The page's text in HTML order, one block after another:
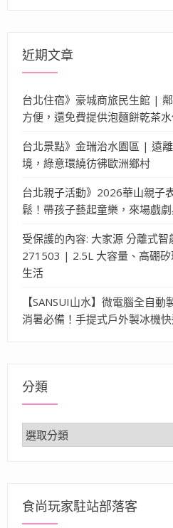
近期文章
台北住宿》豪城商旅民生館 |
方便，還免費提供泡麵餅乾茶
台北景點》金瑞治水園區 | 遠
境，綠意環繞彷彿歐洲鄉村
台北親子活動》2026華山親子
鬆！帶孩子藝起童樂，來場戲
受保護的內容: 大家源 分離式智
271503 | 2.5L 大容量、高硼
生活
【SANSUI山水】微電腦全自
消暑必備！手提式戶外製冰機
分類
分
類
食尚玩家駐站部落客